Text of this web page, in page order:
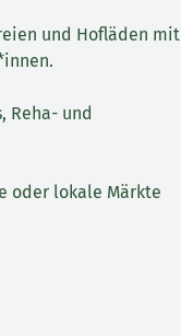
und Hofläden mit
Reha- und
oder lokale Märkte